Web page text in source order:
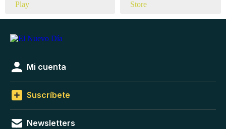
Mi cuenta
Suscríbete
Newsletters